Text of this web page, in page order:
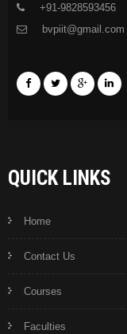
+91-9828593456
bvpiit@gmail.com
QUICK LINKS
Home
Contact Us
Courses
Faculties